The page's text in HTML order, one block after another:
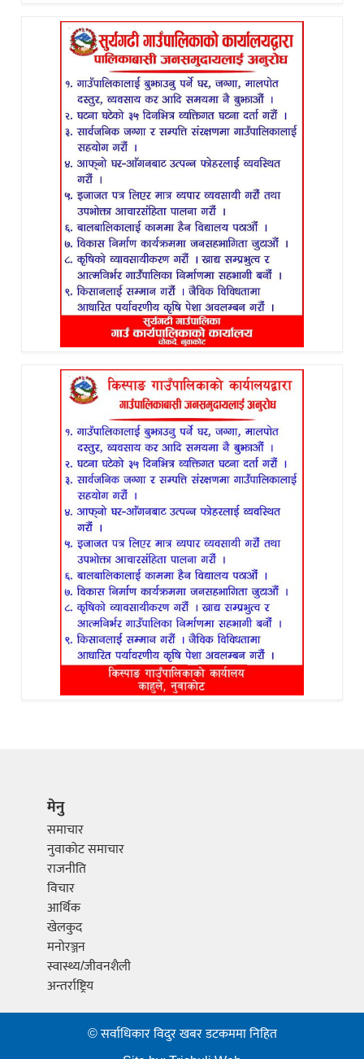
मेनु
समाचार
नुवाकोट समाचार
राजनीति
विचार
आर्थिक
खेलकुद
मनोरञ्जन
स्वास्थ्य/जीवनशैली
अन्तर्राष्ट्रिय
© सर्वाधिकार विदुर खबर डटकममा निहित